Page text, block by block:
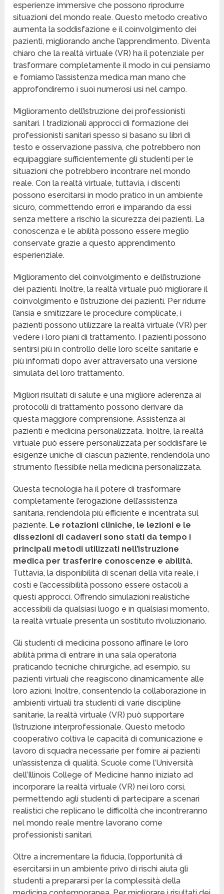
esperienze immersive che possono riprodurre
situazioni del mondo reale. Questo metodo creativo
aumenta la soddisfazione e il coinvolgimento dei
pazienti, migliorando anche l’apprendimento. Diventa
chiaro che la realtà virtuale (VR) ha il potenziale per
trasformare completamente il modo in cui pensiamo
e forniamo l’assistenza medica man mano che
approfondiremo i suoi numerosi usi nel campo.
Miglioramento dell’istruzione dei professionisti
sanitari. I tradizionali approcci di formazione dei
professionisti sanitari spesso si basano su libri di
testo e osservazione passiva, che potrebbero non
equipaggiare sufficientemente gli studenti per le
situazioni che potrebbero incontrare nel mondo
reale. Con la realtà virtuale, tuttavia, i discenti
possono esercitarsi in modo pratico in un ambiente
sicuro, commettendo errori e imparando da essi
senza mettere a rischio la sicurezza dei pazienti. La
conoscenza e le abilità possono essere meglio
conservate grazie a questo apprendimento
esperienziale.
Miglioramento del coinvolgimento e dell’istruzione
dei pazienti. Inoltre, la realtà virtuale può migliorare il
coinvolgimento e l’istruzione dei pazienti. Per ridurre
l’ansia e smitizzare le procedure complicate, i
pazienti possono utilizzare la realtà virtuale (VR) per
vedere i loro piani di trattamento. I pazienti possono
sentirsi più in controllo delle loro scelte sanitarie e
più informati dopo aver attraversato una versione
simulata del loro trattamento.
Migliori risultati di salute e una migliore aderenza ai
protocolli di trattamento possono derivare da
questa maggiore comprensione. Assistenza ai
pazienti e medicina personalizzata. Inoltre, la realtà
virtuale può essere personalizzata per soddisfare le
esigenze uniche di ciascun paziente, rendendola uno
strumento flessibile nella medicina personalizzata.
Questa tecnologia ha il potere di trasformare
completamente l’erogazione dell’assistenza
sanitaria, rendendola più efficiente e incentrata sul
paziente. Le rotazioni cliniche, le lezioni e le
dissezioni di cadaveri sono stati da tempo i
principali metodi utilizzati nell’istruzione
medica per trasferire conoscenze e abilità.
Tuttavia, la disponibilità di scenari della vita reale, i
costi e l’accessibilità possono essere ostacoli a
questi approcci. Offrendo simulazioni realistiche
accessibili da qualsiasi luogo e in qualsiasi momento,
la realtà virtuale presenta un sostituto rivoluzionario.
Gli studenti di medicina possono affinare le loro
abilità prima di entrare in una sala operatoria
praticando tecniche chirurgiche, ad esempio, su
pazienti virtuali che reagiscono dinamicamente alle
loro azioni. Inoltre, consentendo la collaborazione in
ambienti virtuali tra studenti di varie discipline
sanitarie, la realtà virtuale (VR) può supportare
l’istruzione interprofessionale. Questo metodo
cooperativo coltiva le capacità di comunicazione e
lavoro di squadra necessarie per fornire ai pazienti
un’assistenza di qualità. Scuole come l’Università
dell’Illinois College of Medicine hanno iniziato ad
incorporare la realtà virtuale (VR) nei loro corsi,
permettendo agli studenti di partecipare a scenari
realistici che replicano le difficoltà che incontreranno
nel mondo reale mentre lavorano come
professionisti sanitari.
Oltre a incrementare la fiducia, l’opportunità di
esercitarsi in un ambiente privo di rischi aiuta gli
studenti a prepararsi per la complessità della